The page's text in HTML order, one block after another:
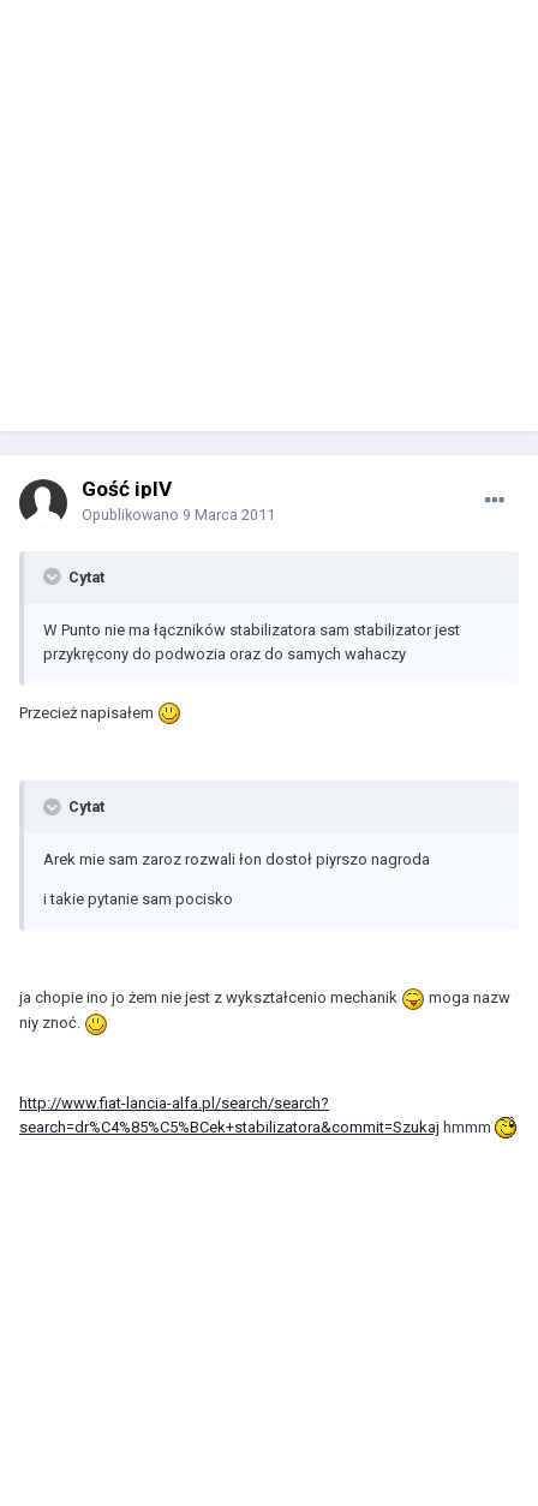
Gość ipIV
Opublikowano 9 Marca 2011
Cytat
W Punto nie ma łączników stabilizatora sam stabilizator jest
przykręcony do podwozia oraz do samych wahaczy
Przecież napisałem
Cytat
Arek mie sam zaroz rozwali łon dostoł piyrszo nagroda
i takie pytanie sam pocisko
ja chopie ino jo żem nie jest z wykształcenio mechanik
moga nazw
niy znoć.
http://www.fiat-lancia-alfa.pl/search/search?
search=dr%C4%85%C5%BCek+stabilizatora&commit=Szukaj hmmm